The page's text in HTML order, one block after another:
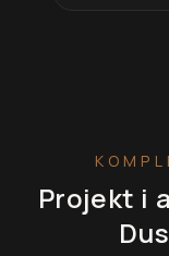
Projekt i